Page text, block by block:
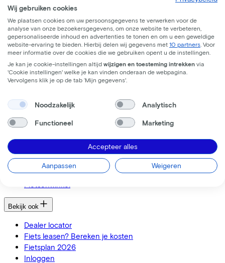
MVO
Security & Privacy
Trotse partner van
Zelfstandige
Werknemer
Bekijk ook
Dealer locator
Fiets leasen? Bereken je kosten
Fietsplan 2026
Inloggen
Wij gebruiken cookies
We plaatsen cookies om uw persoonsgegevens te verwerken voor de
analyse van onze bezoekersgegevens, om onze website te verbeteren,
gepersonaliseerde inhoud en advertenties te tonen en om u een geweldige
website-ervaring te bieden. Hierbij delen wij gegevens met 10 partners . Voor
meer informatie over de cookies die we gebruiken opent u de instellingen.
Je kan je cookie-instellingen altijd wijzigen en toesteming intrekken via
'Cookie instellingen' welke je kan vinden onderaan de webpagina.
Vervolgens klik je op de tab ‘Mijn gegevens'.
Noodzakelijk Analytisch
Functioneel Marketing
Accepteer alles
Aanpassen Weigeren